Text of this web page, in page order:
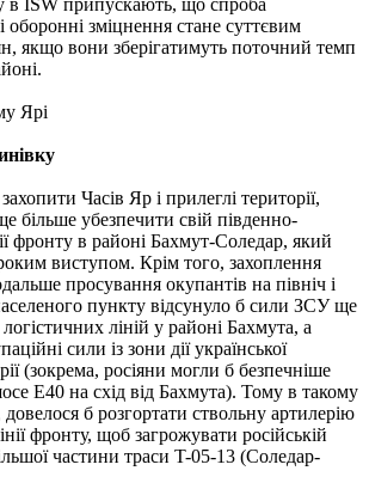
оборонні зміцнення стане суттєвим
якщо вони зберігатимуть поточний темп
Ярі
Часів Яр і прилеглі території,
більше убезпечити свій південно-
фронту в районі Бахмут-Соледар, який
виступом. Крім того, захоплення
просування окупантів на північ і
пункту відсунуло б сили ЗСУ ще
логістичних ліній у районі Бахмута, а
сили із зони дії української
(зокрема, росіяни могли б безпечніше
E40 на схід від Бахмута). Тому в такому
б розгортати ствольну артилерію
фронту, щоб загрожувати російській
частини траси T-05-13 (Соледар-